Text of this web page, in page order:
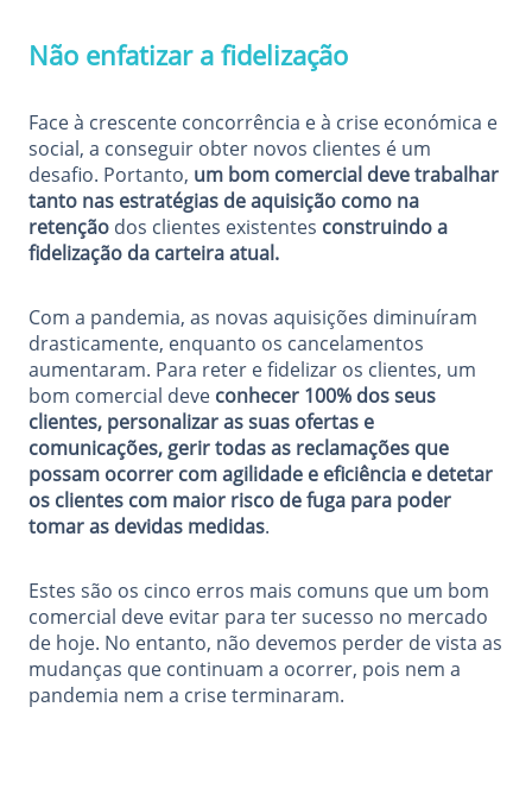
Não enfatizar a fidelização
Face à crescente concorrência e à crise económica e
social, a conseguir obter novos clientes é um
desafio. Portanto, um bom comercial deve trabalhar
tanto nas estratégias de aquisição como na
retenção dos clientes existentes construindo a
fidelização da carteira atual.
Com a pandemia, as novas aquisições diminuíram
drasticamente, enquanto os cancelamentos
aumentaram. Para reter e fidelizar os clientes, um
bom comercial deve conhecer 100% dos seus
clientes, personalizar as suas ofertas e
comunicações, gerir todas as reclamações que
possam ocorrer com agilidade e eficiência e detetar
os clientes com maior risco de fuga para poder
tomar as devidas medidas.
Estes são os cinco erros mais comuns que um bom
comercial deve evitar para ter sucesso no mercado
de hoje. No entanto, não devemos perder de vista as
mudanças que continuam a ocorrer, pois nem a
pandemia nem a crise terminaram.